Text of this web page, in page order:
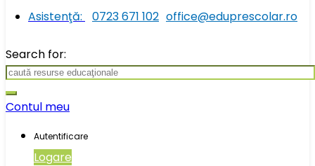
Asistenţă:
0723 671 102 office@eduprescolar.ro
Search for:
Contul meu
Autentificare
Logare